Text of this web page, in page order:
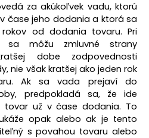
za akúkoľvek vadu, ktorú
čase jeho dodania a ktorá sa
od dodania tovaru. Pri
sa môžu zmluvné strany
dobe zodpovednosti
nie však kratšej ako jeden rok
Ak sa vada prejaví do
predpokladá sa, že ide
už v čase dodania. To
opak alebo ak je tento
s povahou tovaru alebo